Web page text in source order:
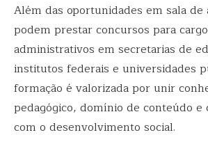
Além das oportunidades em sala de
podem prestar concursos para
administrativos em secretarias de
institutos federais e universidades
formação é valorizada por unir
pedagógico, domínio de conteúdo e
com o desenvolvimento social.